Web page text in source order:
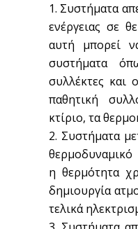
Συστήματα
ενέργειας σε
αυτή μπορεί
συστήματα
συλλέκτες και
παθητική
κτίριο, τα
Συστήματα
η θερμότητα
δημιουργία
τελικά